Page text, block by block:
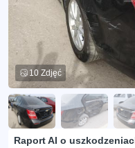
10 Zdjęć
Raport AI o